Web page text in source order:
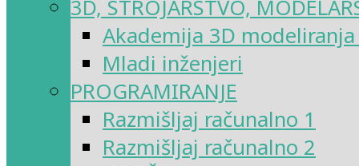
3D, STROJARSTVO,
Akademija 3D
Mladi inženjeri
PROGRAMIRANJE
Razmišljaj računalno 1
Razmišljaj računalno 2